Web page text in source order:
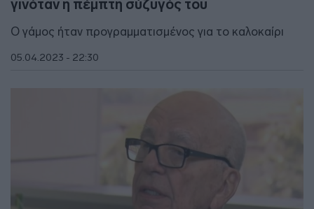
γινόταν η πέμπτη σύζυγός του
Ο γάμος ήταν προγραμματισμένος για το καλοκαίρι
05.04.2023 - 22:30